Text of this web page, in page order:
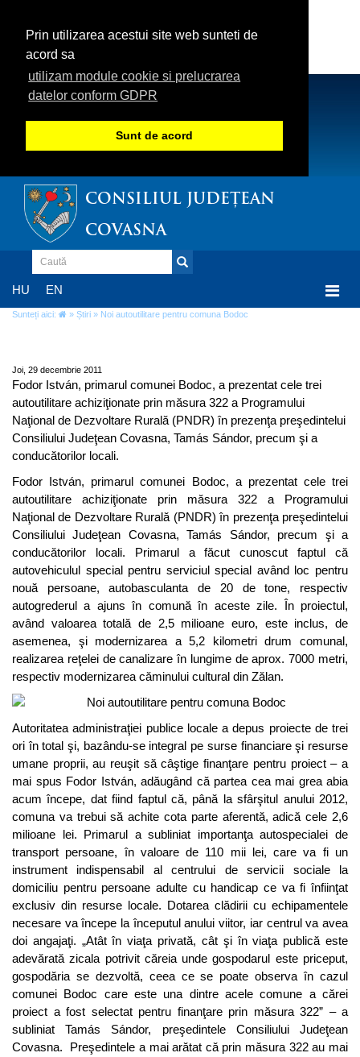
Prin utilizarea acestui site web sunteti de
acord sa
utilizam module cookie si prelucrarea
datelor conform GDPR
Sunt de acord
CONSILIUL JUDEȚEAN
COVASNA
HU EN
Sunteți aici: » Știri » Noi autoutilitare pentru comuna Bodoc
Joi, 29 decembrie 2011
Fodor István, primarul comunei Bodoc, a prezentat cele trei
autoutilitare achiziţionate prin măsura 322 a Programului
Naţional de Dezvoltare Rurală (PNDR) în prezenţa preşedintelui
Consiliului Judeţean Covasna, Tamás Sándor, precum şi a
conducătorilor locali.
Fodor István, primarul comunei Bodoc, a prezentat cele trei
autoutilitare achiziţionate prin măsura 322 a Programului
Naţional de Dezvoltare Rurală (PNDR) în prezenţa preşedintelui
Consiliului Judeţean Covasna, Tamás Sándor, precum şi a
conducătorilor locali. Primarul a făcut cunoscut faptul că
autovehiculul special pentru serviciul special având loc pentru
nouă persoane, autobasculanta de 20 de tone, respectiv
autogrederul a ajuns în comună în aceste zile. În proiectul,
având valoarea totală de 2,5 milioane euro, este inclus, de
asemenea, şi modernizarea a 5,2 kilometri drum comunal,
realizarea reţelei de canalizare în lungime de aprox. 7000 metri,
respectiv modernizarea căminului cultural din Zălan.
Autoritatea administraţiei publice locale a depus proiecte de trei
ori în total şi, bazându-se integral pe surse financiare şi resurse
umane proprii, au reuşit să câştige finanţare pentru proiect – a
mai spus Fodor István, adăugând că partea cea mai grea abia
acum începe, dat fiind faptul că, până la sfârşitul anului 2012,
comuna va trebui să achite cota parte aferentă, adică cele 2,6
milioane lei. Primarul a subliniat importanţa autospecialei de
transport persoane, în valoare de 110 mii lei, care va fi un
instrument indispensabil al centrului de servicii sociale la
domiciliu pentru persoane adulte cu handicap ce va fi înfiinţat
exclusiv din resurse locale. Dotarea clădirii cu echipamentele
necesare va începe la începutul anului viitor, iar centrul va avea
doi angajaţi. „Atât în viaţa privată, cât şi în viaţa publică este
adevărată zicala potrivit căreia unde gospodarul este priceput,
gospodăria se dezvoltă, ceea ce se poate observa în cazul
comunei Bodoc care este una dintre acele comune a cărei
proiect a fost selectat pentru finanţare prin măsura 322” – a
subliniat Tamás Sándor, preşedintele Consiliului Judeţean
Covasna. Preşedintele a mai arătat că prin măsura 322 au mai